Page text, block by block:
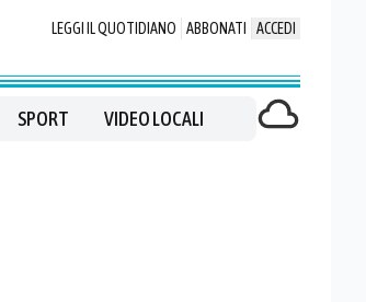
LEGGI IL QUOTIDIANO ABBONATI ACCEDI
SPORT VIDEO LOCALI